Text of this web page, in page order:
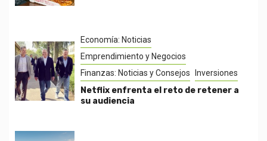
Economía: Noticias
Emprendimiento y Negocios
Finanzas: Noticias y Consejos
Inversiones
Netflix enfrenta el reto de retener a
su audiencia